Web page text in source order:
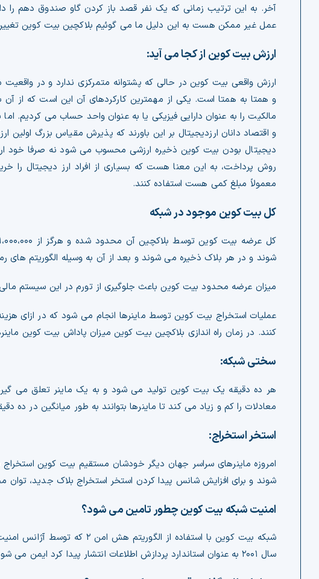
آخر. به این ترتیب زمانی که یک نفر قصد باز کردن گاو صندوق دهم
عمل غیر ممکن هست به این دلیل ما می گوئیم بلاکچین بیت کوین
ارزش بیت کوین از کجا می آید:
ارزش واقعی بیت کوین در حالی که پشتوانه متمرکزی ندارد و در
و همتا به همتا است. یکی از مهمترین کارکردهای آن این است که از آن
مالکیت را به عنوان دارایی فیزیکی یا به عنوان واحد حساب می کردیم.
و اقتصاد دانان ارزدیجیتال بر این باورند که پذیرش مقیاس بزرگ اولین
دیجیتال بودن بیت کوین ذخیره ارزشی محسوب می شود نه صرفا خود
روش پرداخت، به این معنا هست که بسیاری از افراد ارز دیجیتال را
معمولاً مبلغ کمی هست استفاده کنند.
کل بیت کوین موجود در شبکه
شوند و در هر بلاک ذخیره می شوند و بعد از آن به وسیله الگوریتم
میزان عرضه محدود بیت کوین باعث جلوگیری از تورم در این سیستم
عملیات استخراج بیت کوین توسط ماینرها انجام می شود که در ازای
کنند. در زمان راه اندازی بلاکچین بیت کوین میزان پاداش بیت کوین ماینرها ۵۰ عدد بابت هر بلاک بود که این عدد هر ۴ سال یکبار نصف می
سختی شبکه:
هر ده دقیقه یک بیت کوین تولید می شود و به یک ماینر تعلق می
معادلات را کم و زیاد می کند تا ماینرها بتوانند به طور میانگین در ده
استخر استخراج:
امروزه ماینرهای سراسر جهان دیگر خودشان مستقیم بیت کوین
شوند و برای افزایش شانس پیدا کردن استخر استخراج بلاک جدید، توان
امنیت شبکه بیت کوین چطور تامین می شود؟
شبکه بیت کوین با استفاده از
سال ۲۰۰۱ به عنوان استاندارد پردازش اطلاعات انتشار پیدا کرد ایمن می شود.